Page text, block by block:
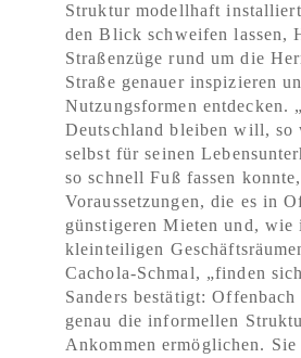
Struktur modellhaft
den Blick schweifen lassen,
Straßenzüge rund um die
Straße genauer inspizieren
Nutzungsformen entdecken.
Deutschland bleiben will, so
selbst für seinen
so schnell Fuß fassen
Voraussetzungen, die es in
günstigeren Mieten und, wie
kleinteiligen
Cachola-Schmal, „finden
Sanders bestätigt:
genau die informellen
Ankommen ermöglichen.